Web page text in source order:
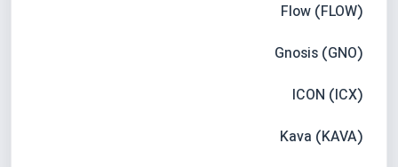
Flow (FLOW)
Gnosis (GNO)
ICON (ICX)
Kava (KAVA)